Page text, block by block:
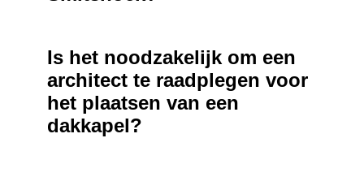
Is het noodzakelijk om een
architect te raadplegen voor
het plaatsen van een
dakkapel?